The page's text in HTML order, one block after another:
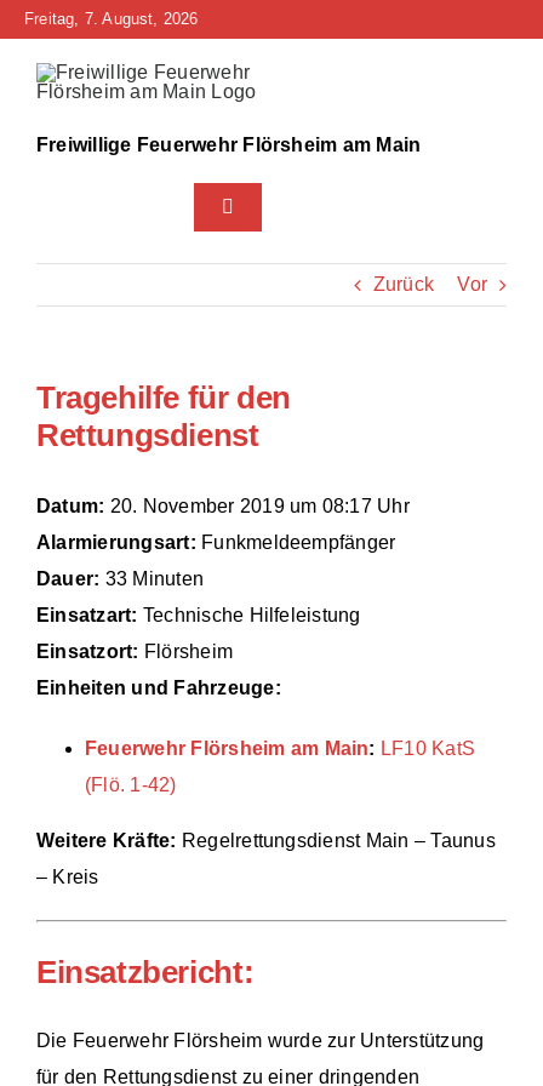
Zum
springen
Freitag, 7. August, 2026
Freiwillige Feuerwehr Flörsheim am Main
Toggle
Navigation
Home
Bürgerinfo
Technik
Zurück Vor
Tragehilfe für den
Rettungsdienst
Datum: 20. November 2019 um 08:17 Uhr
Alarmierungsart: Funkmeldeempfänger
Dauer: 33 Minuten
Einsatzart: Technische Hilfeleistung
Einsatzort: Flörsheim
Einheiten und Fahrzeuge:
Feuerwehr Flörsheim am Main: LF10 KatS
(Flö. 1-42)
Weitere Kräfte: Regelrettungsdienst Main – Taunus
– Kreis
Einsatzbericht:
Die Feuerwehr Flörsheim wurde zur Unterstützung
für den Rettungsdienst zu einer dringenden